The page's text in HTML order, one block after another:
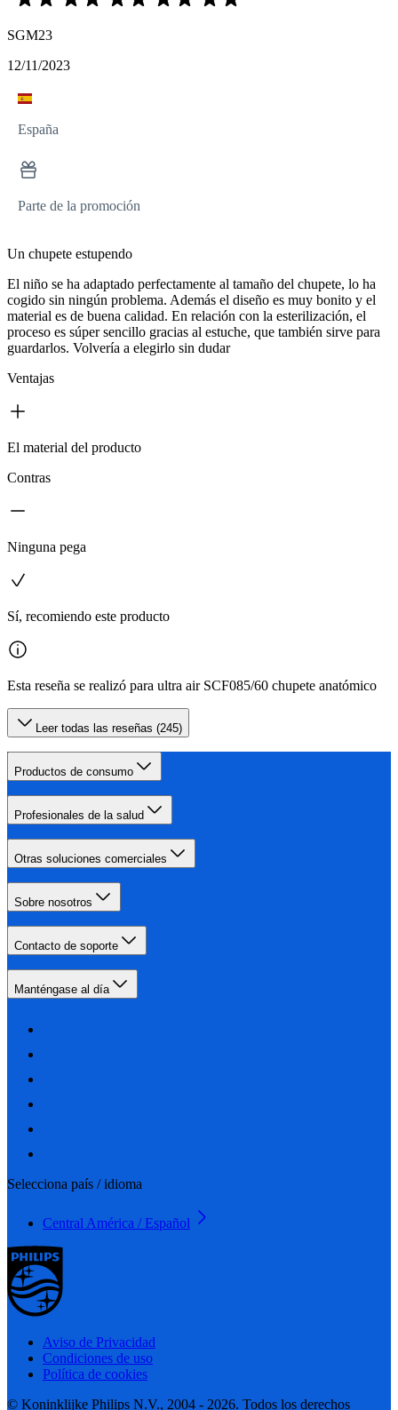
SGM23
12/11/2023
España
Parte de la promoción
Un chupete estupendo
El niño se ha adaptado perfectamente al tamaño del chupete, lo ha
cogido sin ningún problema. Además el diseño es muy bonito y el
material es de buena calidad. En relación con la esterilización, el
proceso es súper sencillo gracias al estuche, que también sirve para
guardarlos. Volvería a elegirlo sin dudar
Ventajas
El material del producto
Contras
Ninguna pega
Sí, recomiendo este producto
Esta reseña se realizó para ultra air SCF085/60 chupete anatómico
Leer todas las reseñas (245)
Productos de consumo
Profesionales de la salud
Otras soluciones comerciales
Sobre nosotros
Contacto de soporte
Manténgase al día
Selecciona país / idioma
Central América / Español
Aviso de Privacidad
Condiciones de uso
Política de cookies
© Koninklijke Philips N.V., 2004 - 2026. Todos los derechos